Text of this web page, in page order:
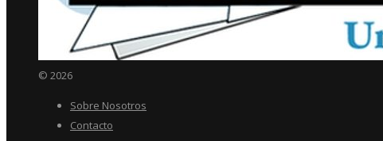
© 2026
Sobre Nosotros
Contacto